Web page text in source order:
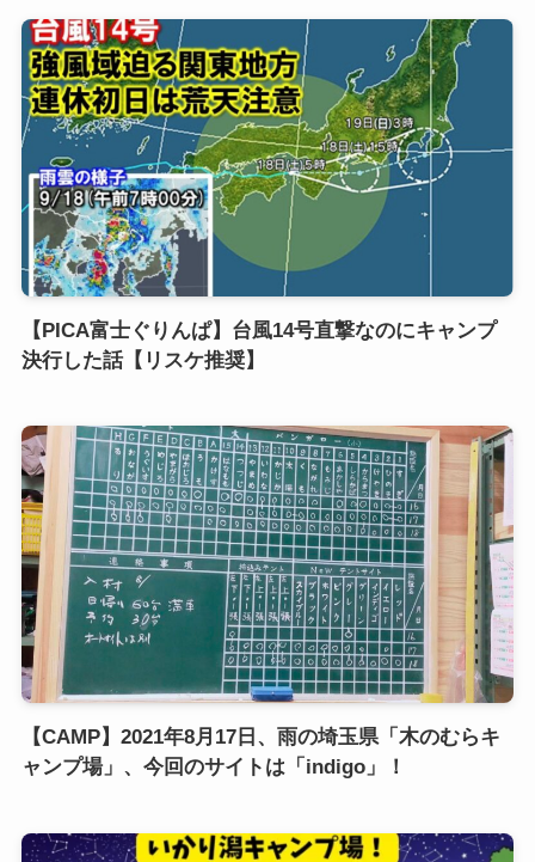
【PICA富士ぐりんぱ】台風14号直撃なのにキャンプ
決行した話【リスケ推奨】
【CAMP】2021年8月17日、雨の埼玉県「木のむらキ
ャンプ場」、今回のサイトは「indigo」！